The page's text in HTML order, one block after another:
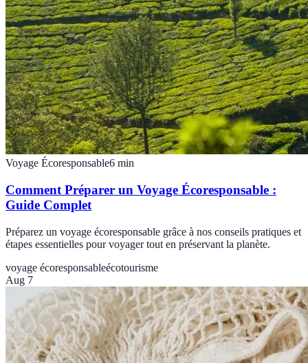
Voyage Écoresponsable6 min
Comment Préparer un Voyage Écoresponsable :
Guide Complet
Préparez un voyage écoresponsable grâce à nos conseils pratiques et
étapes essentielles pour voyager tout en préservant la planète.
voyage écoresponsableécotourisme
Aug 7